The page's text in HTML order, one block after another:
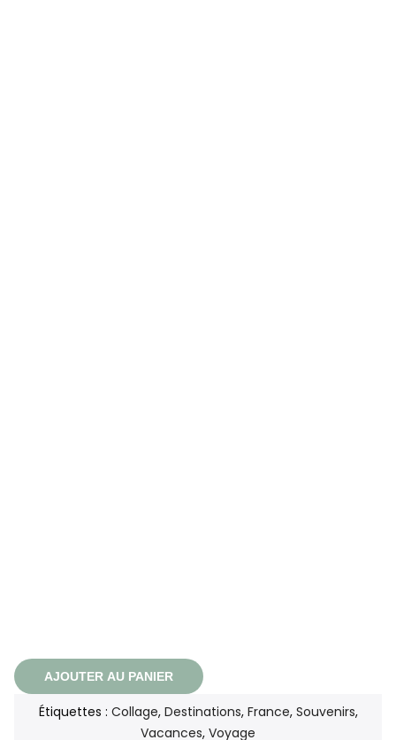
AJOUTER AU PANIER
Étiquettes : Collage, Destinations, France, Souvenirs,
Vacances, Voyage